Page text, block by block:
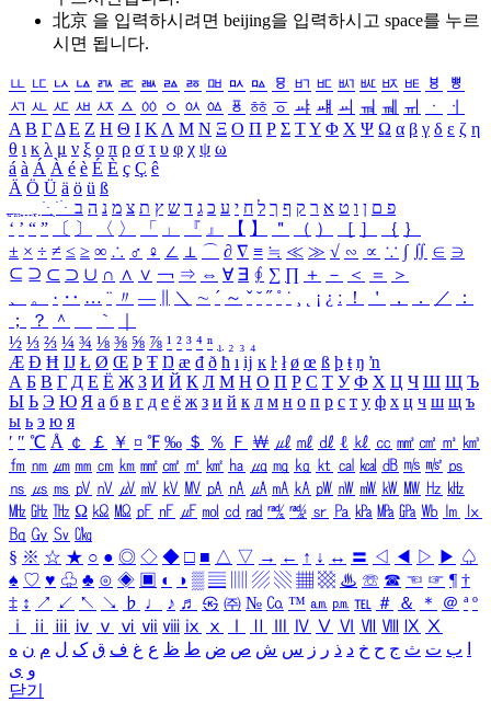
北京 을 입력하시려면 beijing을 입력하시고 space를 누르
시면 됩니다.
ㅥ ㅦ ㅧ ㅨ ㅩ ㅪ ㅫ ㅬ ㅭ ㅮ ㅯ ㅰ ㅱ ㅲ ㅳ ㅴ ㅵ ㅶ ㅷ ㅸ
ㅹ
ㅺ ㅻ ㅼ ㅽ ㅾ ㅿ ㆀ ㆁ ㆂ ㆃ ㆄ ㆅ ㆆ ㆇ ㆈ ㆉ ㆊ ㆋ ㆌ ㆍ
ㆎ
Α Β ΓΔ Ε Ζ Η Θ Ι ΚΛ Μ Ν Ξ Ο Π Ρ Σ ΤΥ Φ Χ Ψ Ω α β γ δ ε ζ η
θ ι κ λ μ ν ξ ο π ρ σ τ υ φ χ ψ ω
á à Á À é è É È ç Ç ê
Ä Ö Ü ä ö ü ß
ִֶֹ ֻּ ׁׂ פ ם ן ו ט א ר ק ף ך ל ח י ע כ ג ד ש ץ ת צ מ נ ה ב
‘ ’ “ ” 〔 〕 〈 〉 「 」 『 』 【 】 ＂ （ ） ［ ］ ｛ ｝
± × ÷ ≠ ≤ ≥ ∞ ∴ ♂ ♀ ∠ ⊥ ⌒ ∂ ∇ ≡ ≒ ≪ ≫ √ ∽ ∝ ∵ ∫ ∬ ∈ ∋
⊆ ⊇ ⊂ ⊃ ∪ ∩ ∧ ∨ ￢ ⇒ ⇔ ∀ ∃ ∮ ∑ ∏ ＋ － ＜ ＝
＞
、
。 · ‥ … ¨ 〃 ― ＼ ∼ ´ ～ ˇ ˘ ˝ ˚ ˙ ¸ ¡ ¿ ː ！ ＇ ， ． ／
：
；
？ ＾ ｀
½ ⅓ ⅔ ¼ ¾ ⅛ ⅜ ⅝ ⅞ ¹ ² ³ ⁴ ⁿ ₁ ₂ ₃ ₄
Æ Ð Ħ Ĳ Ł Ø Œ Þ Ŧ Ŋ æ đ ð ħ ı ĳ ĸ ŀ ł ø œ ß þ ŧ ŋ ŉ
А Б В Г Д Е Ё Ж З И Й К Л М Н О П Р С Т У Ф Х Ц Ч Ш Щ Ъ
Ы Ь Э Ю Я а б в г д е ё ж з и й к л м н о п р с т у ф х ц ч ш щ ъ
ы ь э ю я
′ ″ ℃ Å ￠ ￡ ￥ ¤ ℉ ‰ ＄ ％ Ｆ ￦ ㎕ ㎖ ㎗ ℓ ㎘ ㏄ ㎣ ㎤ ㎥ ㎦
㎙ ㎚ ㎛ ㎜ ㎝ ㎞ ㎟ ㎠ ㎡ ㎢ ㏊ ㎍ ㎎ ㎏ ㏏ ㎈ ㎉ ㏈ ㎧ ㎨ ㎰
㎱ ㎲ ㎳ ㎴ ㎵ ㎶ ㎷ ㎸ ㎹ ㎀ ㎁ ㎂ ㎃ ㎄ ㎺ ㎻ ㎽ ㎾ ㎿ ㎐ ㎑
㎒ ㎓ ㎔ Ω ㏀ ㏁ ㎊ ㎋ ㎌ ㏖ ㏅ ㎭ ㎮ ㎯ ㏛ ㎩ ㎪ ㎫ ㎬ ㏝ ㏐
㏓
㏃ ㏉ ㏜ ㏆
§ ※ ☆ ★ ○ ● ◎ ◇ ◆ □ ■ △ ▽ → ← ↑ ↓ ↔ 〓 ◁ ◀ ▷ ▶ ♤
♠ ♡ ♥ ♧ ♣ ⊙ ◈ ▣ ◐ ◑ ▒ ▤ ▨ ▧ ▦ ▩ ♨ ☏ ☎ ☜ ☞ ¶ †
‡ ↕ ↗ ↙ ↖ ↘ ♭ ♩ ♪ ♬ ㉿ ㈜ № ㏇ ™ ㏂ ㏘ ℡ ＃ ＆ ＊ ＠ ª º
ⅰ
ⅱ ⅲ ⅳ ⅴ ⅵ ⅶ ⅷ ⅸ ⅹ Ⅳ Ⅴ Ⅵ Ⅶ Ⅷ Ⅸ Ⅹ
ب ت ث ج ح خ د ذ ر ز س ش ص ض ط ظ ع غ ف ق ک ل م ن ه
و ی
닫기